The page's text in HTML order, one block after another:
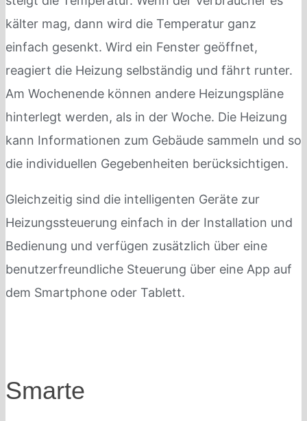
kälter mag, dann wird die Temperatur ganz
einfach gesenkt. Wird ein Fenster geöffnet,
reagiert die Heizung selbständig und fährt runter.
Am Wochenende können andere Heizungspläne
hinterlegt werden, als in der Woche. Die Heizung
kann Informationen zum Gebäude sammeln und so
die individuellen Gegebenheiten berücksichtigen.
Gleichzeitig sind die intelligenten Geräte zur
Heizungssteuerung einfach in der Installation und
Bedienung und verfügen zusätzlich über eine
benutzerfreundliche Steuerung über eine App auf
dem Smartphone oder Tablett.
Smarte